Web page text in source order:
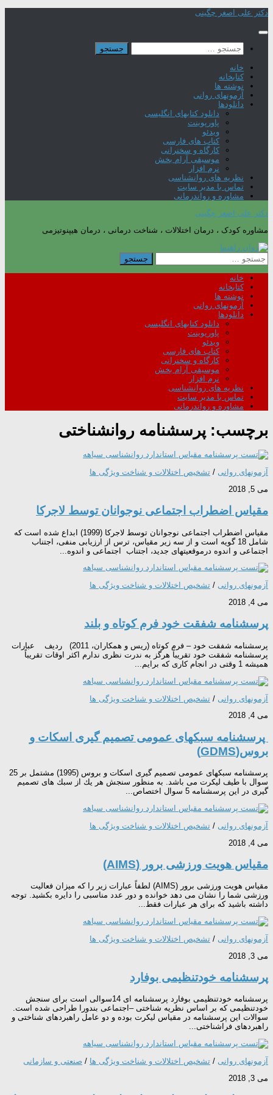
Skip
content
دکتر علی اصغر چگینی
جستجو
برای:
خانه
کتابخانه
نوشته ها
آزمونهای روانی
دانلودها
دانلود کتابهای انگلیسی
پاورپوینت
ویدئو
کتاب های فارسی
کارگاه و سخنرانی
موسیقی آرام بخش
نرم افزار
نظریه های روانشناسی
تماس با مدیر سایت
مشاوره و رواندرمانی
دکتر علی اصغر چگینی
مشاوره کودک ، درمان اختلالات ، شناخت درمانی ، درمان هیپنوتیزمی
جستجو
برای:
خانه
کتابخانه
نوشته ها
آزمونهای روانی
دانلودها
دانلود کتابهای انگلیسی
پاورپوینت
ویدئو
کتاب های فارسی
کارگاه و سخنرانی
موسیقی آرام بخش
نرم افزار
نظریه های روانشناسی
تماس با مدیر سایت
مشاوره و رواندرمانی
برچسب: پرسشنامه روانشناختی
آزمونهای روانی / تشخیص اختلالات و شناخت ویژگی ها
می 5, 2018
مقياس اضطراب اجتماعی نوجوانان توسط لاجركا
مقياس اضطراب اجتماعی نوجوانان توسط لاجركا (1999) ابداع شده است که
شامل 18 گويه است و از سه زير مقياس، ترس از ارزيابی منفی، اجتناب
اجتماعی و اندوه درموقعيت­های جديد، اجتناب اجتماعی و اندوه...
آزمونهای روانی / تشخیص اختلالات و شناخت ویژگی ها
می 4, 2018
پرسشنامه شفقت خود فرم کوتاه و بلند
پرسشنامه شفقت خود – فرم کوتاه (ریس و همکاران، 2011) ردیف عبارات
پرسشنامه شفقت خود تقریباً هرگز به ندرت نظری ندارم اکثر اوقات تقریباً
همیشه 1 وقتی در انجام کاری که برایم...
آزمونهای روانی / تشخیص اختلالات و شناخت ویژگی ها
می 4, 2018
پرسشنامه سبكهای عمومی تصمیم گیری اسكات و
بروس(GDMS)
پرسشنامه سبكهای عمومی تصمیم گیری اسكات و بروس (1995) مشتمل بر 25
سوال با طیف لیکرت می باشد. به منظور سنجش هر یك از سبك های تصمیم
گیری در این پرسشنامه 5 سوال اختصاص...
آزمونهای روانی / تشخیص اختلالات و شناخت ویژگی ها
می 4, 2018
مقیاس هویت ورزشی برور (AIMS)
مقیاس هویت ورزشی برور (AIMS) لطفاً عبارات زیر را که میزان فعالیت
ورزشی شما را نشان می دهد خوانده و دور عدد مناسبی را دایره بکشید. توجه
داشته باشید که برای هر عبارات فقط...
آزمونهای روانی / تشخیص اختلالات و شناخت ویژگی ها
می 3, 2018
پرسشنامه خودتنظیمی بوفارد
پرسشنامه خودتنظیمی بوفارد پرسشنامه ای 14سوالی است برای سنجش
خودتنظیمی که بر اساس نظریه شناختی –اجتماعی بندورا طراحی شده است.
سوالات این پرسشنامه در مقیاس لیکرت بوده و دو عامل راهبردهای شناختی و
راهبردهای فراشناختی...
آزمونهای روانی / تشخیص اختلالات و شناخت ویژگی ها / صنعتی و سازمانی
می 3, 2018